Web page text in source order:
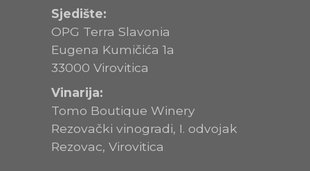
Sjedište:
OPG Terra Slavonia
Eugena Kumičića 1a
33000 Virovitica
Vinarija:
Tomo Boutique Winery
Rezovački vinogradi, I. odvojak
Rezovac, Virovitica